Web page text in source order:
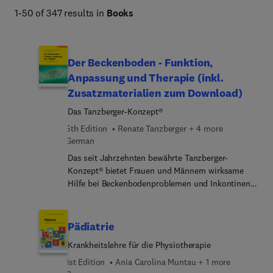
1-50 of 347 results in Books
Der Beckenboden - Funktion,
Anpassung und Therapie (inkl.
Zusatzmaterialien zum Download)
Das Tanzberger-Konzept®
5th Edition
Renate Tanzberger + 4 more
German
Das seit Jahrzehnten bewährte Tanzberger-
Konzept® bietet Frauen und Männern wirksame
Hilfe bei Beckenbodenproblemen und Inkontinenz
an Ärztinnen und Ärzte aus den Fachbereichen
sowie an Betroffene.Der ganzheitliche Ansatz des
Tanzberger-Konzepts® integriert Dehnungs-,
Pädiatrie
Krankheitslehre für die Physiotherapie
1st Edition
Ania Carolina Muntau + 1 more